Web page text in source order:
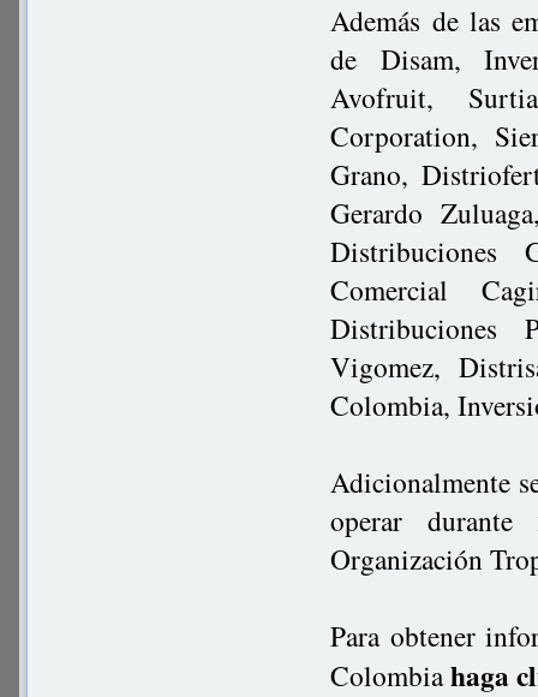
Además de las
de Disam,
Avofruit,
Corporation,
Grano,
Gerardo
Distribuciones
Comercial
Distribuciones
Vigomez,
Colombia,
Adicionalmente
operar
Organización
Para obtener
Colombiahaga